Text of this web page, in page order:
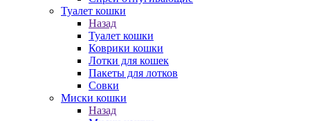
Туалет кошки
Назад
Туалет кошки
Коврики кошки
Лотки для кошек
Пакеты для лотков
Совки
Миски кошки
Назад